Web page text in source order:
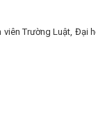
Trường Luật, Đại